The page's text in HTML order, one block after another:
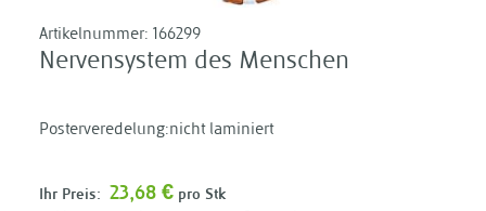
Artikelnummer: 166299
Nervensystem des Menschen
Posterveredelung:nicht laminiert
Ihr Preis: 23,68 € pro Stk